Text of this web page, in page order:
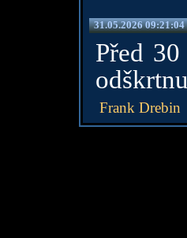
31.05.2026 09:21:04
Před
Frank Drebin